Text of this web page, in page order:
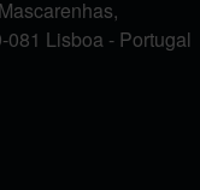
081 Lisboa - Portugal